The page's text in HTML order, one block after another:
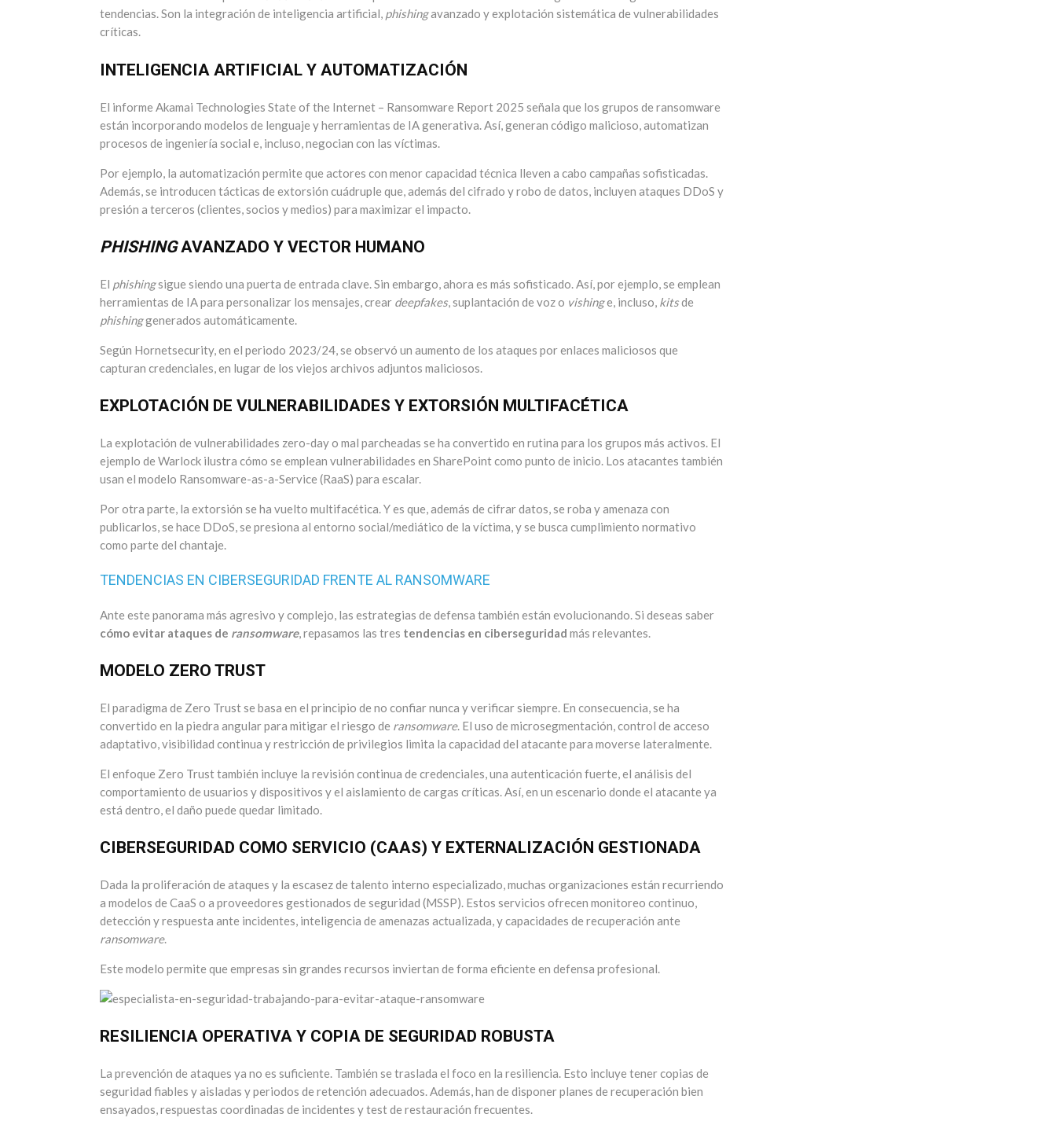
tendencias. Son la integración de inteligencia artificial, phishingavanzado y explotación sistemática de vulnerabilidades
críticas.
INTELIGENCIA ARTIFICIAL Y AUTOMATIZACIÓN
El informe Akamai Technologies State of the Internet – Ransomware Report 2025 señala que los grupos de ransomware
están incorporando modelos de lenguaje y herramientas de IA generativa. Así, generan código malicioso, automatizan
procesos de ingeniería social e, incluso, negocian con las víctimas.
Por ejemplo, la automatización permite que actores con menor capacidad técnica lleven a cabo campañas sofisticadas.
Además, se introducen tácticas de extorsión cuádruple que, además del cifrado y robo de datos, incluyen ataques DDoS y
presión a terceros (clientes, socios y medios) para maximizar el impacto.
PHISHINGAVANZADO Y VECTOR HUMANO
El phishingsigue siendo una puerta de entrada clave. Sin embargo, ahora es más sofisticado. Así, por ejemplo, se emplean
herramientas de IA para personalizar los mensajes, crear deepfakes, suplantación de voz o vishinge, incluso, kitsde
phishinggenerados automáticamente.
Según Hornetsecurity, en el periodo 2023/24, se observó un aumento de los ataques por enlaces maliciosos que
capturan credenciales, en lugar de los viejos archivos adjuntos maliciosos.
EXPLOTACIÓN DE VULNERABILIDADES Y EXTORSIÓN MULTIFACÉTICA
La explotación de vulnerabilidades zero-day o mal parcheadas se ha convertido en rutina para los grupos más activos. El
ejemplo de Warlock ilustra cómo se emplean vulnerabilidades en SharePoint como punto de inicio. Los atacantes también
usan el modelo Ransomware-as-a-Service (RaaS) para escalar.
Por otra parte, la extorsión se ha vuelto multifacética. Y es que, además de cifrar datos, se roba y amenaza con
publicarlos, se hace DDoS, se presiona al entorno social/mediático de la víctima, y se busca cumplimiento normativo
como parte del chantaje.
TENDENCIAS EN CIBERSEGURIDAD FRENTE AL RANSOMWARE
Ante este panorama más agresivo y complejo, las estrategias de defensa también están evolucionando. Si deseas saber
cómo evitar ataques de ransomware, repasamos las tres tendencias en ciberseguridad más relevantes.
MODELO ZERO TRUST
El paradigma de Zero Trust se basa en el principio de no confiar nunca y verificar siempre. En consecuencia, se ha
convertido en la piedra angular para mitigar el riesgo de ransomware. El uso de microsegmentación, control de acceso
adaptativo, visibilidad continua y restricción de privilegios limita la capacidad del atacante para moverse lateralmente.
El enfoque Zero Trust también incluye la revisión continua de credenciales, una autenticación fuerte, el análisis del
comportamiento de usuarios y dispositivos y el aislamiento de cargas críticas. Así, en un escenario donde el atacante ya
está dentro, el daño puede quedar limitado.
CIBERSEGURIDAD COMO SERVICIO (CAAS) Y EXTERNALIZACIÓN GESTIONADA
Dada la proliferación de ataques y la escasez de talento interno especializado, muchas organizaciones están recurriendo
a modelos de CaaS o a proveedores gestionados de seguridad (MSSP). Estos servicios ofrecen monitoreo continuo,
detección y respuesta ante incidentes, inteligencia de amenazas actualizada, y capacidades de recuperación ante
ransomware.
Este modelo permite que empresas sin grandes recursos inviertan de forma eficiente en defensa profesional.
RESILIENCIA OPERATIVA Y COPIA DE SEGURIDAD ROBUSTA
La prevención de ataques ya no es suficiente. También se traslada el foco en la resiliencia. Esto incluye tener copias de
seguridad fiables y aisladas y periodos de retención adecuados. Además, han de disponer planes de recuperación bien
ensayados, respuestas coordinadas de incidentes y test de restauración frecuentes.